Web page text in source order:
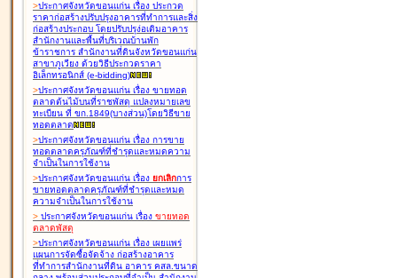
>ประกาศจังหวัดขอนแก่น เรื่อง ประกวด
ราคาก่อสร้างปรับปรุงอาคารที่ทำการและสิ่ง
ก่อสร้างประกอบ โดยปรับปรุง่อเติมอาคาร
สำนักงานและพื้นที่บริเวณบ้านพัก
ข้าราชการ สำนักงานที่ดินจังหวัดขอนแก่น
สาขาภูเวียง ด้วยวิธีประกวดราคา
อิเล็กทรอนิกส์ (e-bidding)
>ประกาศจังหวัดขอนแก่น เรื่อง ขายทอด
ตลาดต้นไม้บนที่ราชพัสดุ แปลงหมายเลข
ทะเบียน ที่ ขก.1849(บางส่วน)โดยวิธีขาย
ทอดตลาด
>ประกาศจังหวัดขอนแก่น เรื่อง การขาย
ทอดตลาดครุภัณฑ์ที่ชำรุดและหมดความ
จำเป็นในการใช้งาน
>ประกาศจังหวัดขอนแก่น เรื่อง ยกเลิกการ
ขายทอดตลาดครุภัณฑ์ที่ชำรุดและหมด
ความจำเป็นในการใช้งาน
> ประกาศจังหวัดขอนแก่น เรื่อง ขายทอด
ตลาดพัสดุ
>ประกาศจังหวัดขอนแก่น เรื่อง เผยแพร่
แผนการจัดซื้อจัดจ้าง ก่อสร้างอาคาร
ที่ทำการสำนักงานที่ดิน อาคาร คสล.ขนาด